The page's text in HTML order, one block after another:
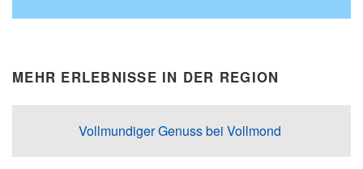
MEHR ERLEBNISSE IN DER REGION
Vollmundiger Genuss bei Vollmond